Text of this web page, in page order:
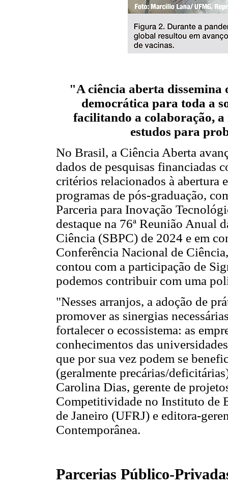
"A ciência aberta dissemina
democrática para toda a
facilitando a colaboração,
estudos para
No Brasil, a Ciência Aberta
dados de pesquisas financiadas
critérios relacionados à abertura
programas de pós-graduação,
Parceria para Inovação
destaque na 76ª Reunião Anual
Ciência (SBPC) de 2024 e em
Conferência Nacional de
contou com a participação de
podemos contribuir com uma
"Nesses arranjos, a adoção de
promover as sinergias
fortalecer o ecossistema: as
conhecimentos das
que por sua vez podem se
(geralmente precárias/
Carolina Dias, gerente de
Competitividade no Instituto de
de Janeiro (UFRJ) e editora-
Contemporânea.
Parcerias Público-